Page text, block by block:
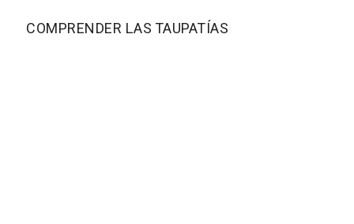
COMPRENDER LAS TAUPATÍAS